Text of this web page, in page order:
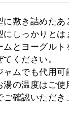
に敷き詰めた
しっかりとは
とヨーグルト
ください。
ムでも代用可
の温度はご使
確認いただき